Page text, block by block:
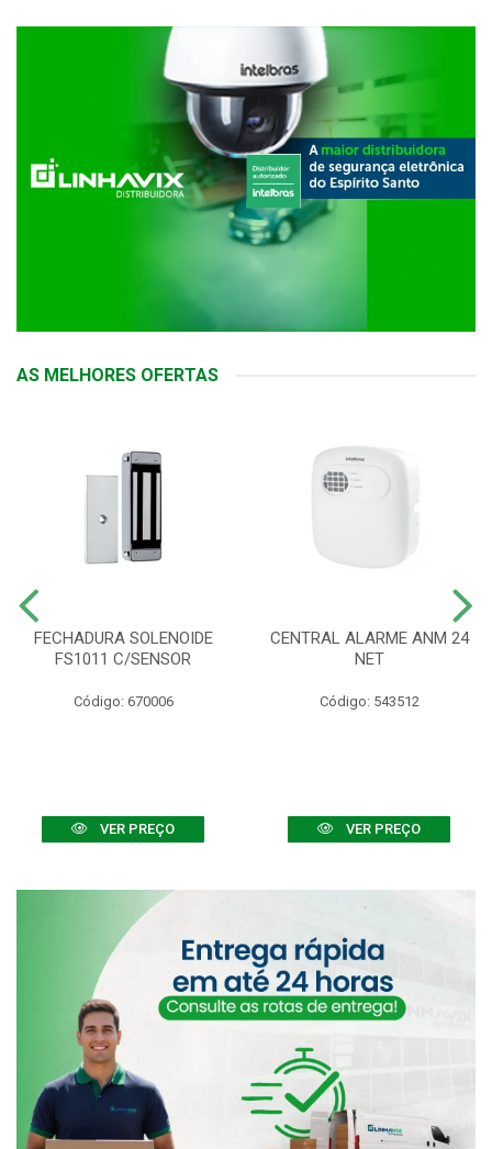
AS MELHORES OFERTAS
FECHADURA SOLENOIDE
FS1011 C/SENSOR
Código: 670006
VER PREÇO
CENTRAL ALARME ANM 24
NET
Código: 543512
VER PREÇO